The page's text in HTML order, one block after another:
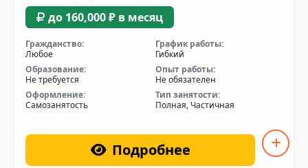
до 160,000 ₽ в месяц
Гражданство:
Любое
График работы:
Гибкий
Образование:
Не требуется
Опыт работы:
Не обязателен
Оформление:
Самозанятость
Тип занятости:
Полная, Частичная
Подробнее